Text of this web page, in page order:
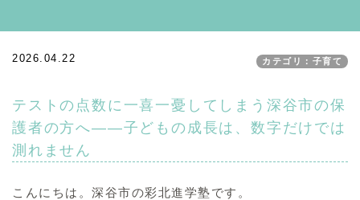
2026.04.22 カテゴリ：子育て
テストの点数に一喜一憂してしまう深谷市の保
護者の方へ——子どもの成長は、数字だけでは
測れません
こんにちは。深谷市の彩北進学塾です。